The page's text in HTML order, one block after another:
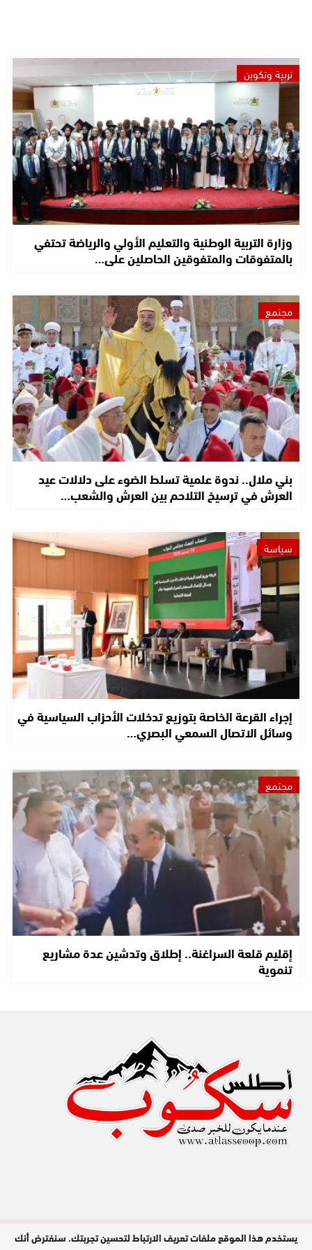
تربية وتكوين
وزارة التربية الوطنية والتعليم الأولي والرياضة تحتفي
بالمتفوقات والمتفوقين الحاصلين على…
مجتمع
بني ملال.. ندوة علمية تسلط الضوء على دلالات عيد
العرش في ترسيخ التلاحم بين العرش والشعب…
سياسة
إجراء القرعة الخاصة بتوزيع تدخلات الأحزاب السياسية في
وسائل الاتصال السمعي البصري…
مجتمع
إقليم قلعة السراغنة.. إطلاق وتدشين عدة مشاريع
تنموية
مدير النشر : عبد الله عزي / جميع الحقوق
يستخدم هذا الموقع ملفات تعريف الارتباط لتحسين تجربتك. سنفترض أنك